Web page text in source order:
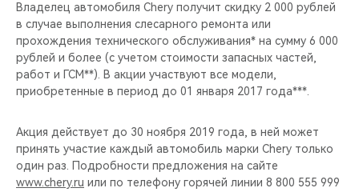
ВИДЕООБЗОРЫ
Владелец автомобиля Chery получит скидку 2 000 рублей
в случае выполнения слесарного ремонта или
прохождения технического обслуживания* на сумму 6 000
рублей и более (с учетом стоимости запасных частей,
работ и ГСМ**). В акции участвуют все модели,
приобретенные в период до 01 января 2017 года***.
Акция действует до 30 ноября 2019 года, в ней может
принять участие каждый автомобиль марки Chery только
один раз. Подробности предложения на сайте
www.chery.ru или по телефону горячей линии 8 800 555 999